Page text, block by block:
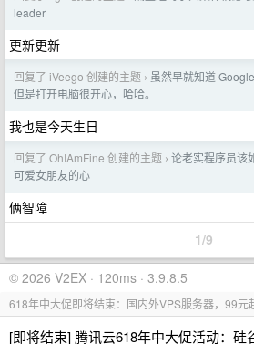
leader
更新更新
回复了 iVeego 创建的主题 › 虽然早就知道
但是打开电脑很开心，哈哈。
我也是今天生日
回复了 OhIAmFine 创建的主题 › 论老实程序员该
可爱女朋友的心
俩智障
1/9
© 2026 V2EX · 120ms · 3.9.8.5
618年中大促即将结束：国内外VPS服务器，99元
[即将结束] 腾讯云618年中大促活动：硅